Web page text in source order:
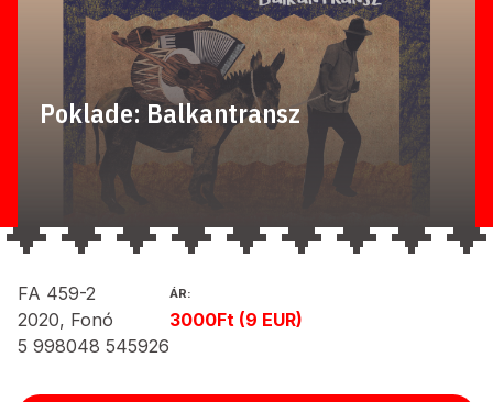
Poklade: Balkantransz
FA 459-2
2020, Fonó
5 998048 545926
ÁR:
3000Ft (9 EUR)